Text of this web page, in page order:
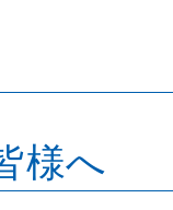
様へ